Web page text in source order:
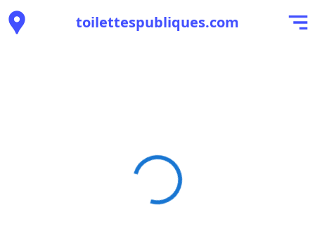
toilettespubliques.com